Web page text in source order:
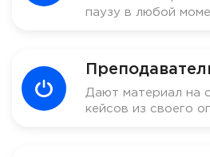
паузу в любой
Дают материал на
кейсов из своего